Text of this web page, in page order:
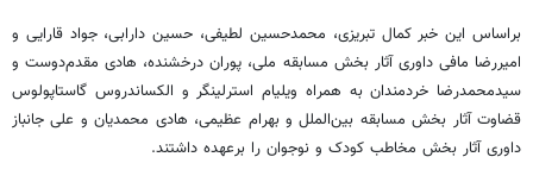
براساساین خبر کمال تبریزی، محمدحسین لطیفی، حسیندارابی، جوادقارایی و
امیررضا مافی داوری آثار بخش مسابقه ملی، پوران درخشنده، هادی مقدم‌دوست و
سیدمحمدرضا خردمندان به همراه ویلیام استرلینگر و الکساندروس گاستاپولوس
قضاوت آثار بخش مسابقه بین‌الملل و بهرام عظیمی، هادی محمدیان و علی جانباز
داوری آثار بخش مخاطب کودک و نوجوان را برعهده داشتند.